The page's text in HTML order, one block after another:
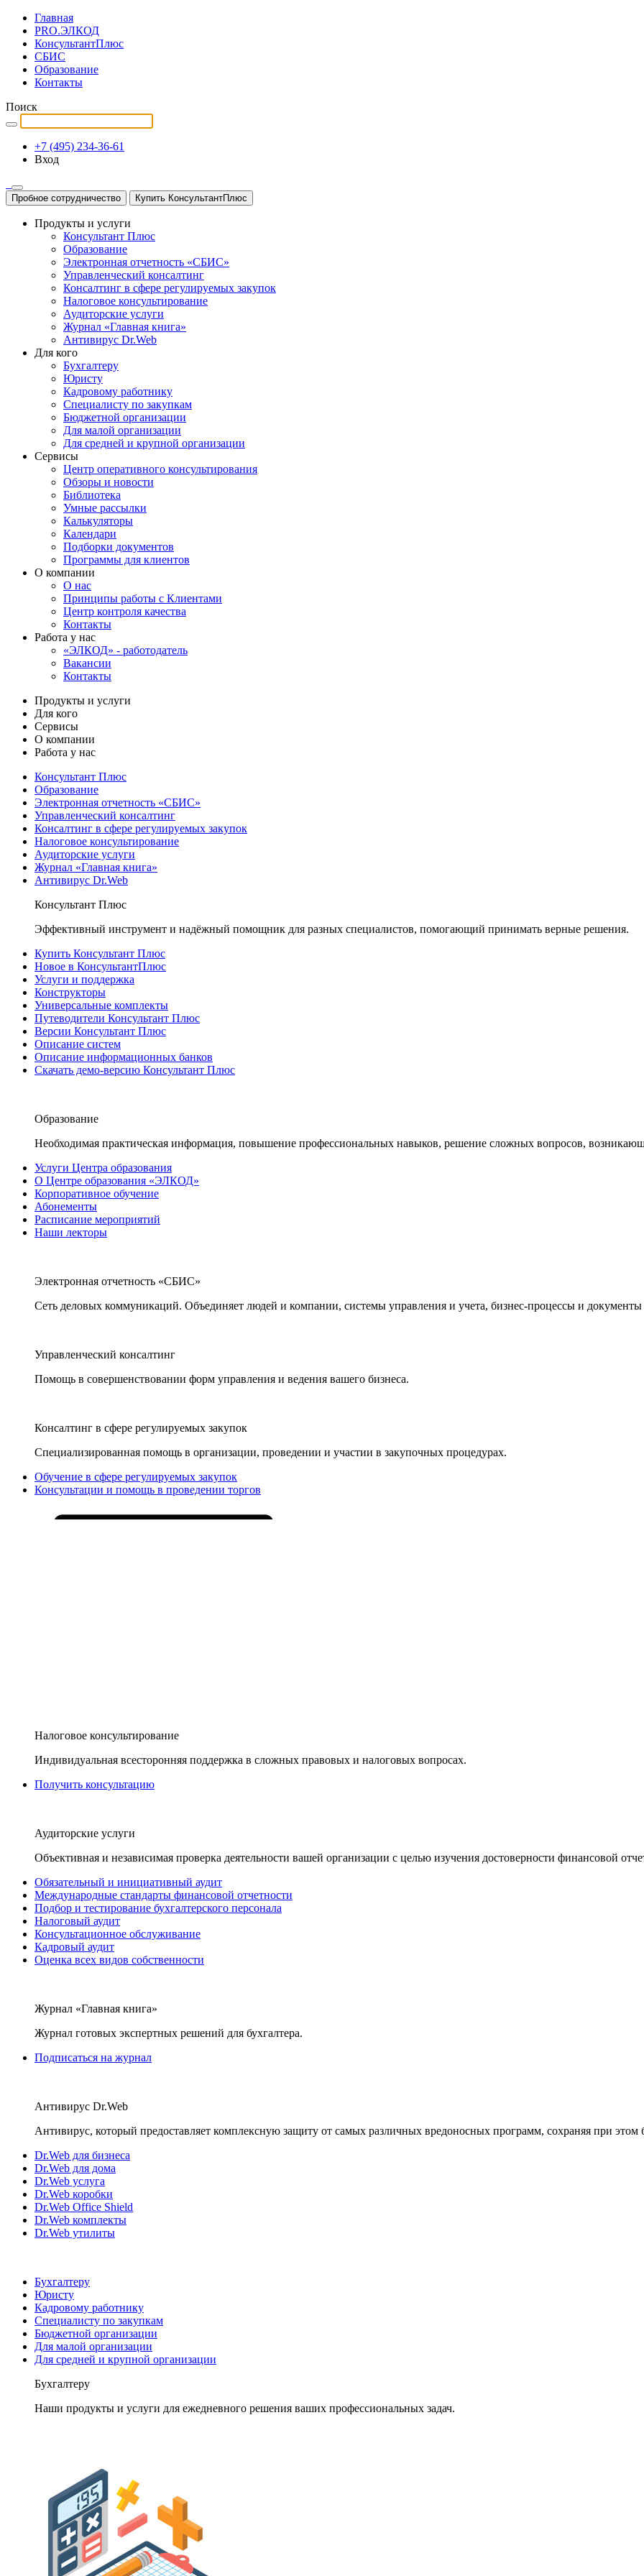
Главная
PRO.ЭЛКОД
КонсультантПлюс
СБИС
Образование
Контакты
Поиск
+7 (495) 234-36-61
Вход
Пробное сотрудничество Купить КонсультантПлюс
Продукты и услуги
Консультант Плюс
Образование
Электронная отчетность «СБИС»
Управленческий консалтинг
Консалтинг в сфере регулируемых закупок
Налоговое консультирование
Аудиторские услуги
Журнал «Главная книга»
Антивирус Dr.Web
Для кого
Бухгалтеру
Юристу
Кадровому работнику
Специалисту по закупкам
Бюджетной организации
Для малой организации
Для средней и крупной организации
Сервисы
Центр оперативного консультирования
Обзоры и новости
Библиотека
Умные рассылки
Калькуляторы
Календари
Подборки документов
Программы для клиентов
О компании
О нас
Принципы работы с Клиентами
Центр контроля качества
Контакты
Работа у нас
«ЭЛКОД» - работодатель
Вакансии
Контакты
Продукты и услуги
Для кого
Сервисы
О компании
Работа у нас
Консультант Плюс
Образование
Электронная отчетность «СБИС»
Управленческий консалтинг
Консалтинг в сфере регулируемых закупок
Налоговое консультирование
Аудиторские услуги
Журнал «Главная книга»
Антивирус Dr.Web
Консультант Плюс
Эффективный инструмент и надёжный помощник для разных специалистов, помогающий принимать верные решения.
Купить Консультант Плюс
Новое в КонсультантПлюс
Услуги и поддержка
Конструкторы
Универсальные комплекты
Путеводители Консультант Плюс
Версии Консультант Плюс
Описание систем
Описание информационных банков
Скачать демо-версию Консультант Плюс
Образование
Необходимая практическая информация, повышение профессиональных навыков, решение сложных вопросов,
Услуги Центра образования
О Центре образования «ЭЛКОД»
Корпоративное обучение
Абонементы
Расписание мероприятий
Наши лекторы
Электронная отчетность «СБИС»
Сеть деловых коммуникаций. Объединяет людей и компании, системы управления и учета, бизнес-процессы и документы
Управленческий консалтинг
Помощь в совершенствовании форм управления и ведения вашего бизнеса.
Консалтинг в сфере регулируемых закупок
Специализированная помощь в организации, проведении и участии в закупочных процедурах.
Обучение в сфере регулируемых закупок
Консультации и помощь в проведении торгов
Налоговое консультирование
Индивидуальная всесторонняя поддержка в сложных правовых и налоговых вопросах.
Получить консультацию
Аудиторские услуги
Объективная и независимая проверка деятельности вашей организации с целью изучения достоверности финансовой
Обязательный и инициативный аудит
Международные стандарты финансовой отчетности
Подбор и тестирование бухгалтерского персонала
Налоговый аудит
Консультационное обслуживание
Кадровый аудит
Оценка всех видов собственности
Журнал «Главная книга»
Журнал готовых экспертных решений для бухгалтера.
Подписаться на журнал
Антивирус Dr.Web
Антивирус, который предоставляет комплексную защиту от самых различных вредоносных программ, сохраняя при этом
Dr.Web для бизнеса
Dr.Web для дома
Dr.Web услуга
Dr.Web коробки
Dr.Web Office Shield
Dr.Web комплекты
Dr.Web утилиты
Бухгалтеру
Юристу
Кадровому работнику
Специалисту по закупкам
Бюджетной организации
Для малой организации
Для средней и крупной организации
Бухгалтеру
Наши продукты и услуги для ежедневного решения ваших профессиональных задач.